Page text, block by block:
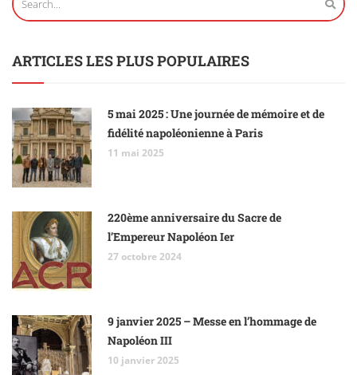
ARTICLES LES PLUS POPULAIRES
5 mai 2025 : Une journée de mémoire et de
fidélité napoléonienne à Paris
11 mai 2025
220ème anniversaire du Sacre de
l’Empereur Napoléon Ier
27 octobre 2024
9 janvier 2025 – Messe en l’hommage de
Napoléon III
10 janvier 2025